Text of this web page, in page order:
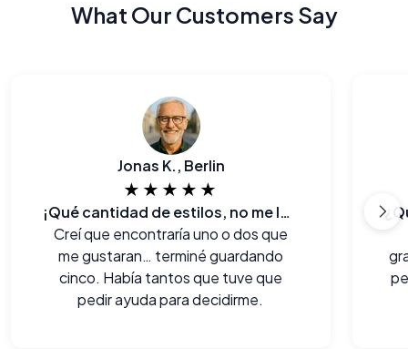
What Our Customers Say
Jonas K., Berlin
★★★★★
¡Qué cantidad de estilos, no me lo esperaba!
Creí que encontraría uno o dos que
me gustaran… terminé guardando
cinco. Había tantos que tuve que
pedir ayuda para decidirme.